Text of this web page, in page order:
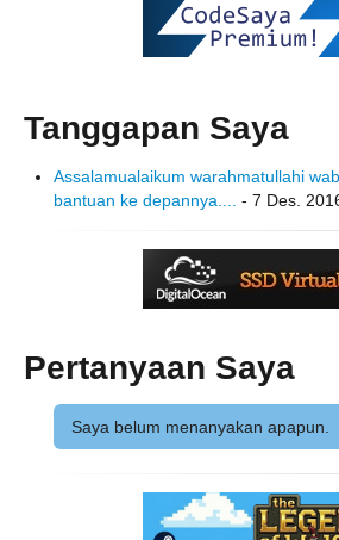
Tanggapan Saya
Assalamualaikum warahmatullahi
bantuan ke depannya.... - 7 Des.
Pertanyaan Saya
Saya belum menanyakan apapun.